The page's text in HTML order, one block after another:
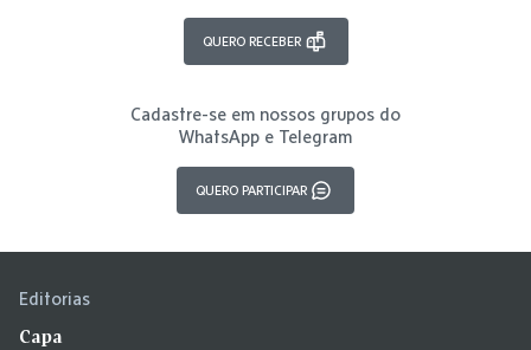
QUERO RECEBER
Cadastre-se em nossos grupos do
WhatsApp e Telegram
QUERO PARTICIPAR
Editorias
Capa